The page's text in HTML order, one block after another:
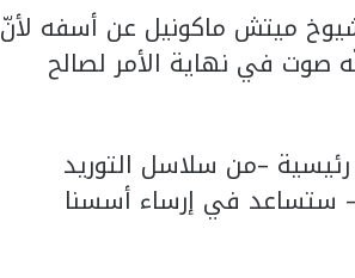
ميتش ماكونيل عن أسفه لأنّ
صوت في نهاية الأمر لصالح
–من سلاسل التوريد
ستساعد في إرساء أسسنا